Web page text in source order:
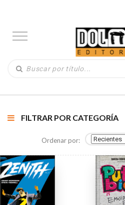
FILTRAR POR CATEGORÍA
Ordenar por: